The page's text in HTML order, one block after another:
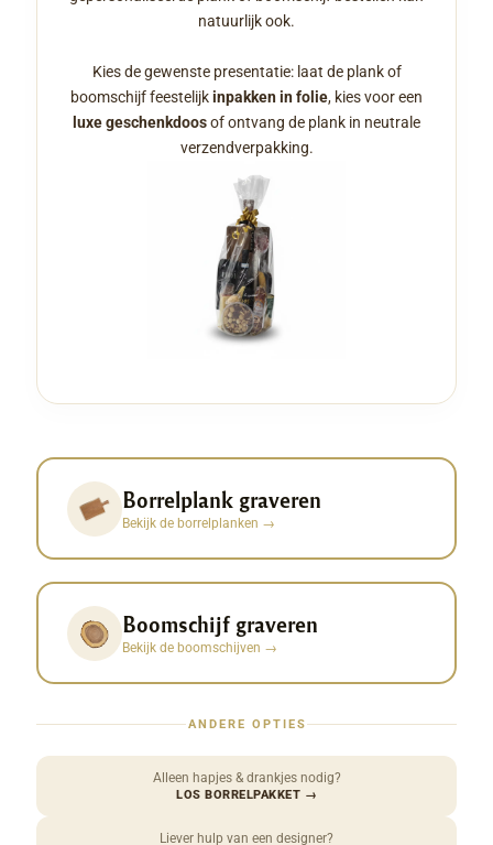
natuurlijk ook.
Kies de gewenste presentatie: laat de plank of
boomschijf feestelijkinpakken in folie, kies voor een
luxe geschenkdoosof ontvang de plank in neutrale
verzendverpakking.
Borrelplank graveren
Bekijk de borrelplanken →
Boomschijf graveren
Bekijk de boomschijven →
ANDERE OPTIES
Alleen hapjes & drankjes nodig?
LOS BORRELPAKKET →
Liever hulp van een designer?